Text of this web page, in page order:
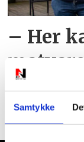
Samtykke
– Her